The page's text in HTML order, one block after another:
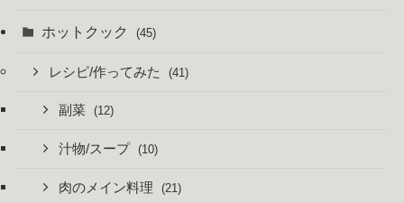
ホットクック (45)
レシピ/作ってみた (41)
副菜 (12)
汁物/スープ (10)
肉のメイン料理 (21)